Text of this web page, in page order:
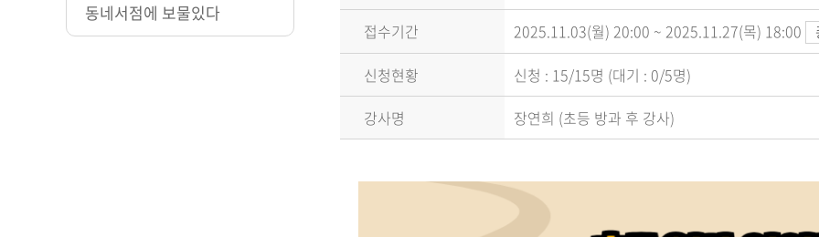
동네서점에 보물있다
접수기간
2025.11.03(월) 20:00 ~ 2025.11.27(목) 18:00
신청현황
신청 : 15/15명 (대기 : 0/5명)
강사명
장연희 (초등 방과 후 강사)